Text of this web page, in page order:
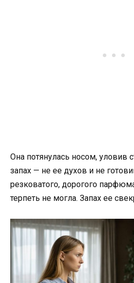
Она потянулась носом, уловив
запах — не ее духов и не
резковатого, дорогого
терпеть не могла. Запах ее